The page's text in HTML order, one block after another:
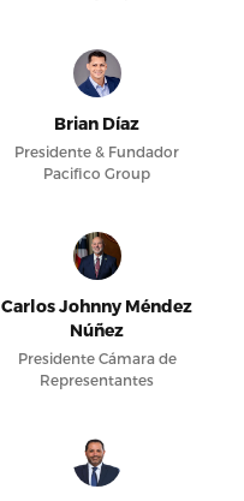
Brian Díaz
Presidente & Fundador
Pacifico Group
Carlos Johnny Méndez
Núñez
Presidente Cámara de
Representantes